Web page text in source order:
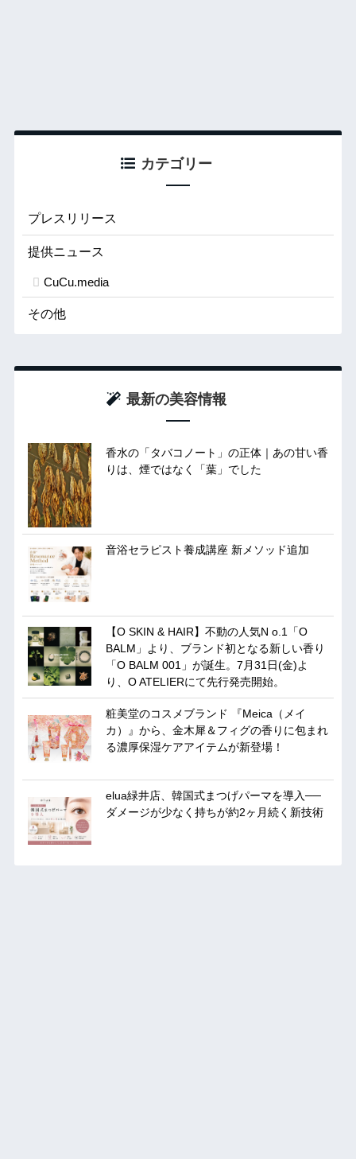
カテゴリー
プレスリリース
提供ニュース
CuCu.media
その他
最新の美容情報
香水の「タバコノート」の正体｜あの甘い香
りは、煙ではなく「葉」でした
音浴セラピスト養成講座 新メソッド追加
【O SKIN & HAIR】不動の人気N o.1「O
BALM」より、ブランド初となる新しい香り
「O BALM 001」が誕生。7月31日(金)よ
り、O ATELIERにて先行発売開始。
粧美堂のコスメブランド 『Meica（メイ
カ）』から、金木犀＆フィグの香りに包まれ
る濃厚保湿ケアアイテムが新登場！
elua緑井店、韓国式まつげパーマを導入──
ダメージが少なく持ちが約2ヶ月続く新技術